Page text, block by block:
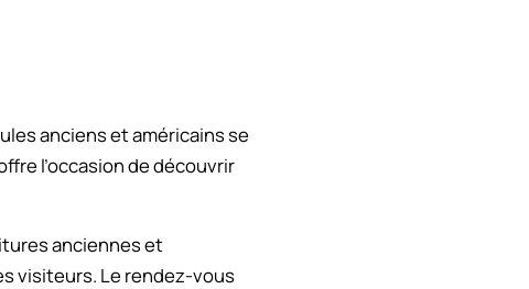
anciens et américains se
l’occasion de découvrir
anciennes et
visiteurs. Le rendez-vous